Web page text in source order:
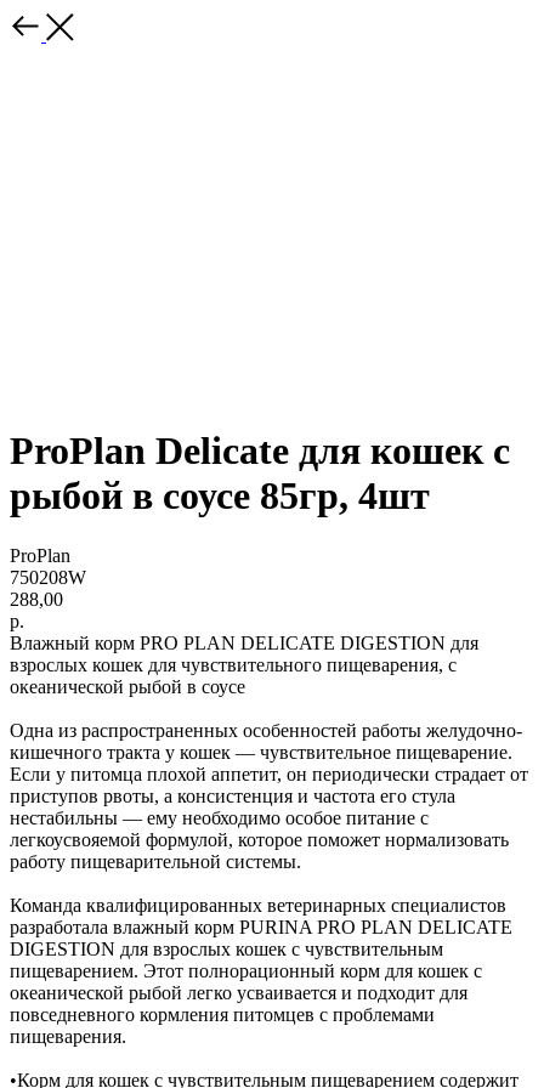
ProPlan Delicate для кошек с
рыбой в соусе 85гр, 4шт
ProPlan
750208W
288,00
р.
Влажный корм PRO PLAN DELICATE DIGESTION для
взрослых кошек для чувствительного пищеварения, с
океанической рыбой в соусе
Одна из распространенных особенностей работы желудочно-
кишечного тракта у кошек — чувствительное пищеварение.
Если у питомца плохой аппетит, он периодически страдает от
приступов рвоты, а консистенция и частота его стула
нестабильны — ему необходимо особое питание с
легкоусвояемой формулой, которое поможет нормализовать
работу пищеварительной системы.
Команда квалифицированных ветеринарных специалистов
разработала влажный корм PURINA PRO PLAN DELICATE
DIGESTION для взрослых кошек с чувствительным
пищеварением. Этот полнорационный корм для кошек с
океанической рыбой легко усваивается и подходит для
повседневного кормления питомцев с проблемами
пищеварения.
•Корм для кошек с чувствительным пищеварением содержит